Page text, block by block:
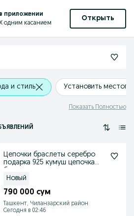
приложении
одним касанием
Открыть
и стиль Установить
Показать Полностью
Цепочки браслеты серебро
подарка 925 кумуш цепочка
Новый
790 000 сум
Ташкент, Чиланзарский район
Сегодня в 02:46